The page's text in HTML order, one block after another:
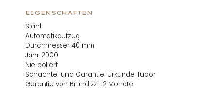
EIGENSCHAFTEN
Stahl
Automatikaufzug
Durchmesser 40 mm
Jahr 2000
Nie poliert
Schachtel und Garantie-Urkunde Tudor
Garantie von Brandizzi 12 Monate